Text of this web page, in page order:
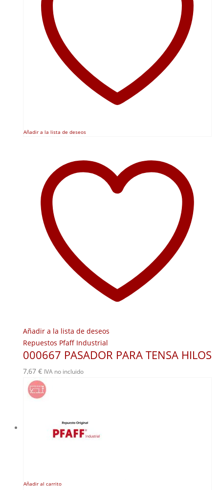
Añadir a la lista de deseos
Añadir a la lista de deseos
Repuestos Pfaff Industrial
000667 PASADOR PARA TENSA HILOS
7,67 € IVA no incluido
Añadir al carrito